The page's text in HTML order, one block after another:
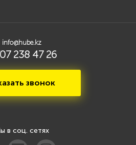
info@hube.kz
238 47 26
звонок
в соц. сетях